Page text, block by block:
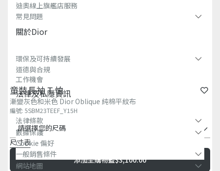
童裝長袖 T 恤
漸變灰色和米色 Dior Oblique 純棉平紋布
編號: 5SBM23TEEF_Y15H
請選擇您的尺碼
尺寸表
添加至購物籃$3,100.00
迪奧線上旗艦店服務
常見問題​
關於dior
環保及可持續發展​
道德與合規
工作機會
法律及私隱資訊​
法律條款
數據保護
Cookie 偏好
一般銷售條件
網站地圖